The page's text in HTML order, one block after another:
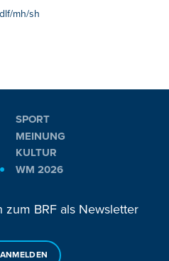
mh/sh
SPORT
MEINUNG
KULTUR
WM 2026
zum BRF als Newsletter